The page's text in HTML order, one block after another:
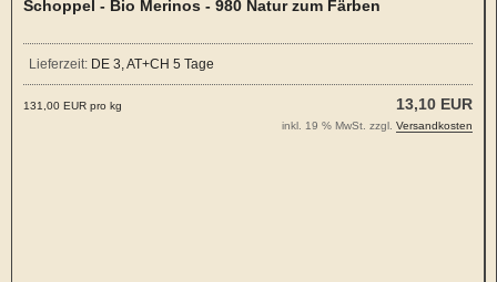
Schoppel - Bio Merinos - 980 Natur zum Färben
Lieferzeit: DE 3, AT+CH 5 Tage
13,10 EUR
131,00 EUR pro kg
inkl. 19 % MwSt. zzgl. Versandkosten